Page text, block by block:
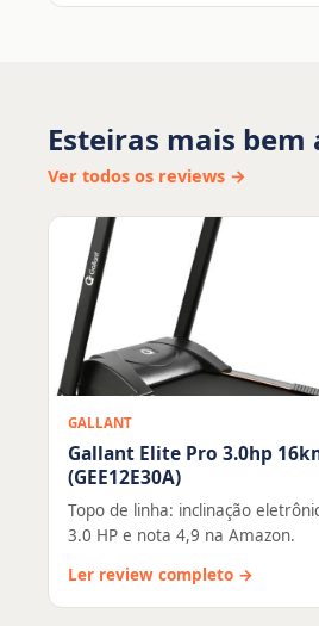
Esteiras mais bem
Ver todos os reviews →
GALLANT
Gallant Elite Pro 3.0hp
(GEE12E30A)
Topo de linha: inclinação
3.0 HP e nota 4,9 na Amazon.
Ler review completo →